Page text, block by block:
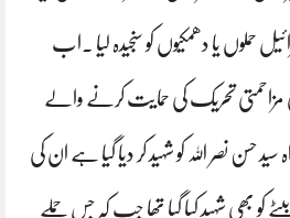
حملوں یا دھمکیوں کو سنجیدہ لیا ۔اب
مزاحمتی تحریک کی حمایت کرنے والے
سید حسن نصر اللہ کو شہید کر دیا گیا ہے ان کی
بھی شہید کیا گیا تھا جب کہ جس حملے